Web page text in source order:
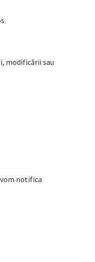
modificării sau
notifica